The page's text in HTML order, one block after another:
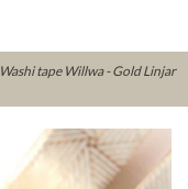
Washi tape Willwa - Gold Linjar